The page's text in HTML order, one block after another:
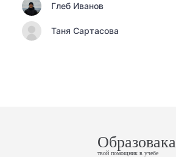
Глеб Иванов
Таня Сартасова
Образовака
твой помощник в учебе